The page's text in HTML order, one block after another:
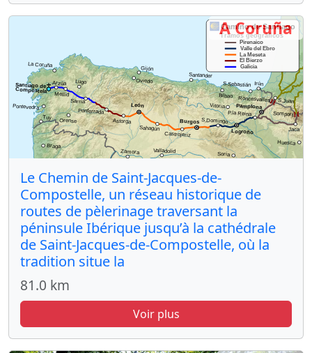
Le Chemin de Saint-Jacques-de-
Compostelle, un réseau historique de
routes de pèlerinage traversant la
péninsule Ibérique jusqu’à la cathédrale
de Saint-Jacques-de-Compostelle, où la
tradition situe la
81.0 km
Voir plus
A Coruña